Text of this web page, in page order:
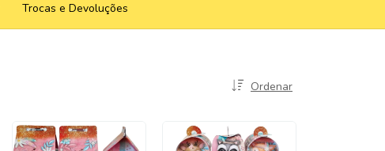
Trocas e Devoluções
Ordenar